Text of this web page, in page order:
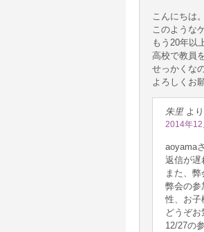
こんにちは。
このような
もう20年以
高校で教員
せっかくな
よろしくお
朱里 よ
2014年12
aoyama
返信が遅
また、
弊会の参
性、お子
どうぞ
12/27の